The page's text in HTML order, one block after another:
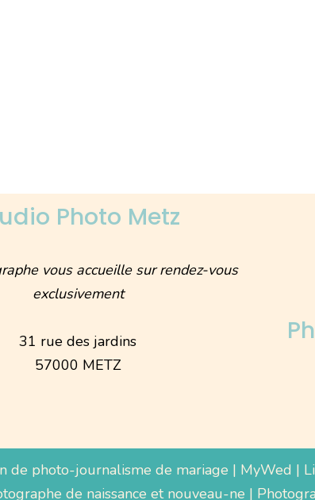
Photo Metz
vous accueille sur rendez-vous
exclusivement
31 rue des jardins
57000 METZ
de photo-journalisme de mariage | MyWed |
de naissance et nouveau-ne |